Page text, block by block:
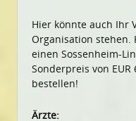
Hier könnte auch Ihr
Organisation stehen.
einen Sossenheim-
Sonderpreis von EUR
bestellen!
Ärzte: